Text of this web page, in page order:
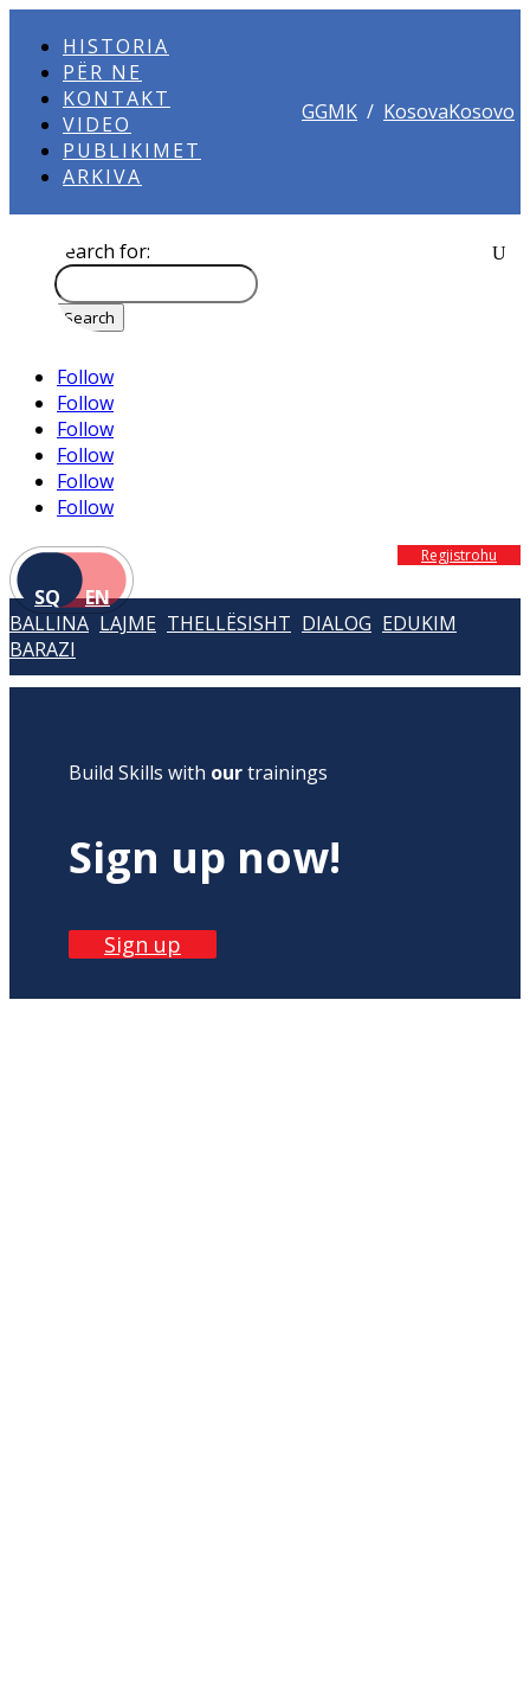
HISTORIA
PËR NE
KONTAKT
VIDEO
PUBLIKIMET
ARKIVA
GGMK / KosovaKosovo
Search for:
Follow
Follow
Follow
Follow
Follow
Follow
SQ EN
Regjistrohu
BALLINA LAJME THELLËSISHT DIALOG EDUKIM
BARAZI
Build Skills with ourtrainings
Sign up now!
Sign up